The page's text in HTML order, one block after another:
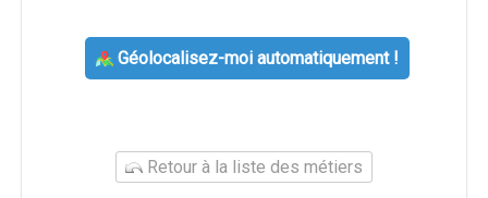
Géolocalisez-moi automatiquement !
Retour à la liste des métiers